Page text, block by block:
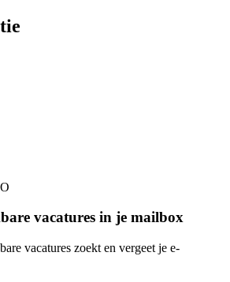
vacatures in je mailbox
vacatures zoekt en vergeet je e-